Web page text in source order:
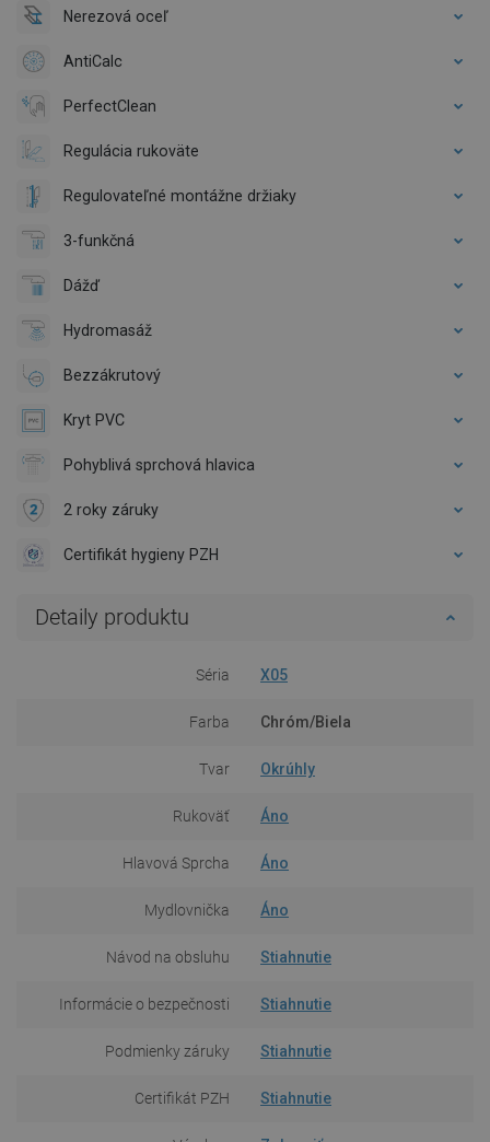
Nerezová oceľ
AntiCalc
PerfectClean
Regulácia rukoväte
Regulovateľné montážne držiaky
3-funkčná
Dážď
Hydromasáž
Bezzákrutový
Kryt PVC
Pohyblivá sprchová hlavica
2 roky záruky
Certifikát hygieny PZH
Detaily produktu
Séria X05
Farba Chróm/Biela
Tvar Okrúhly
Rukoväť Áno
Hlavová Sprcha Áno
Mydlovnička Áno
Návod na obsluhu Stiahnutie
Informácie o bezpečnosti Stiahnutie
Podmienky záruky Stiahnutie
Certifikát PZH Stiahnutie